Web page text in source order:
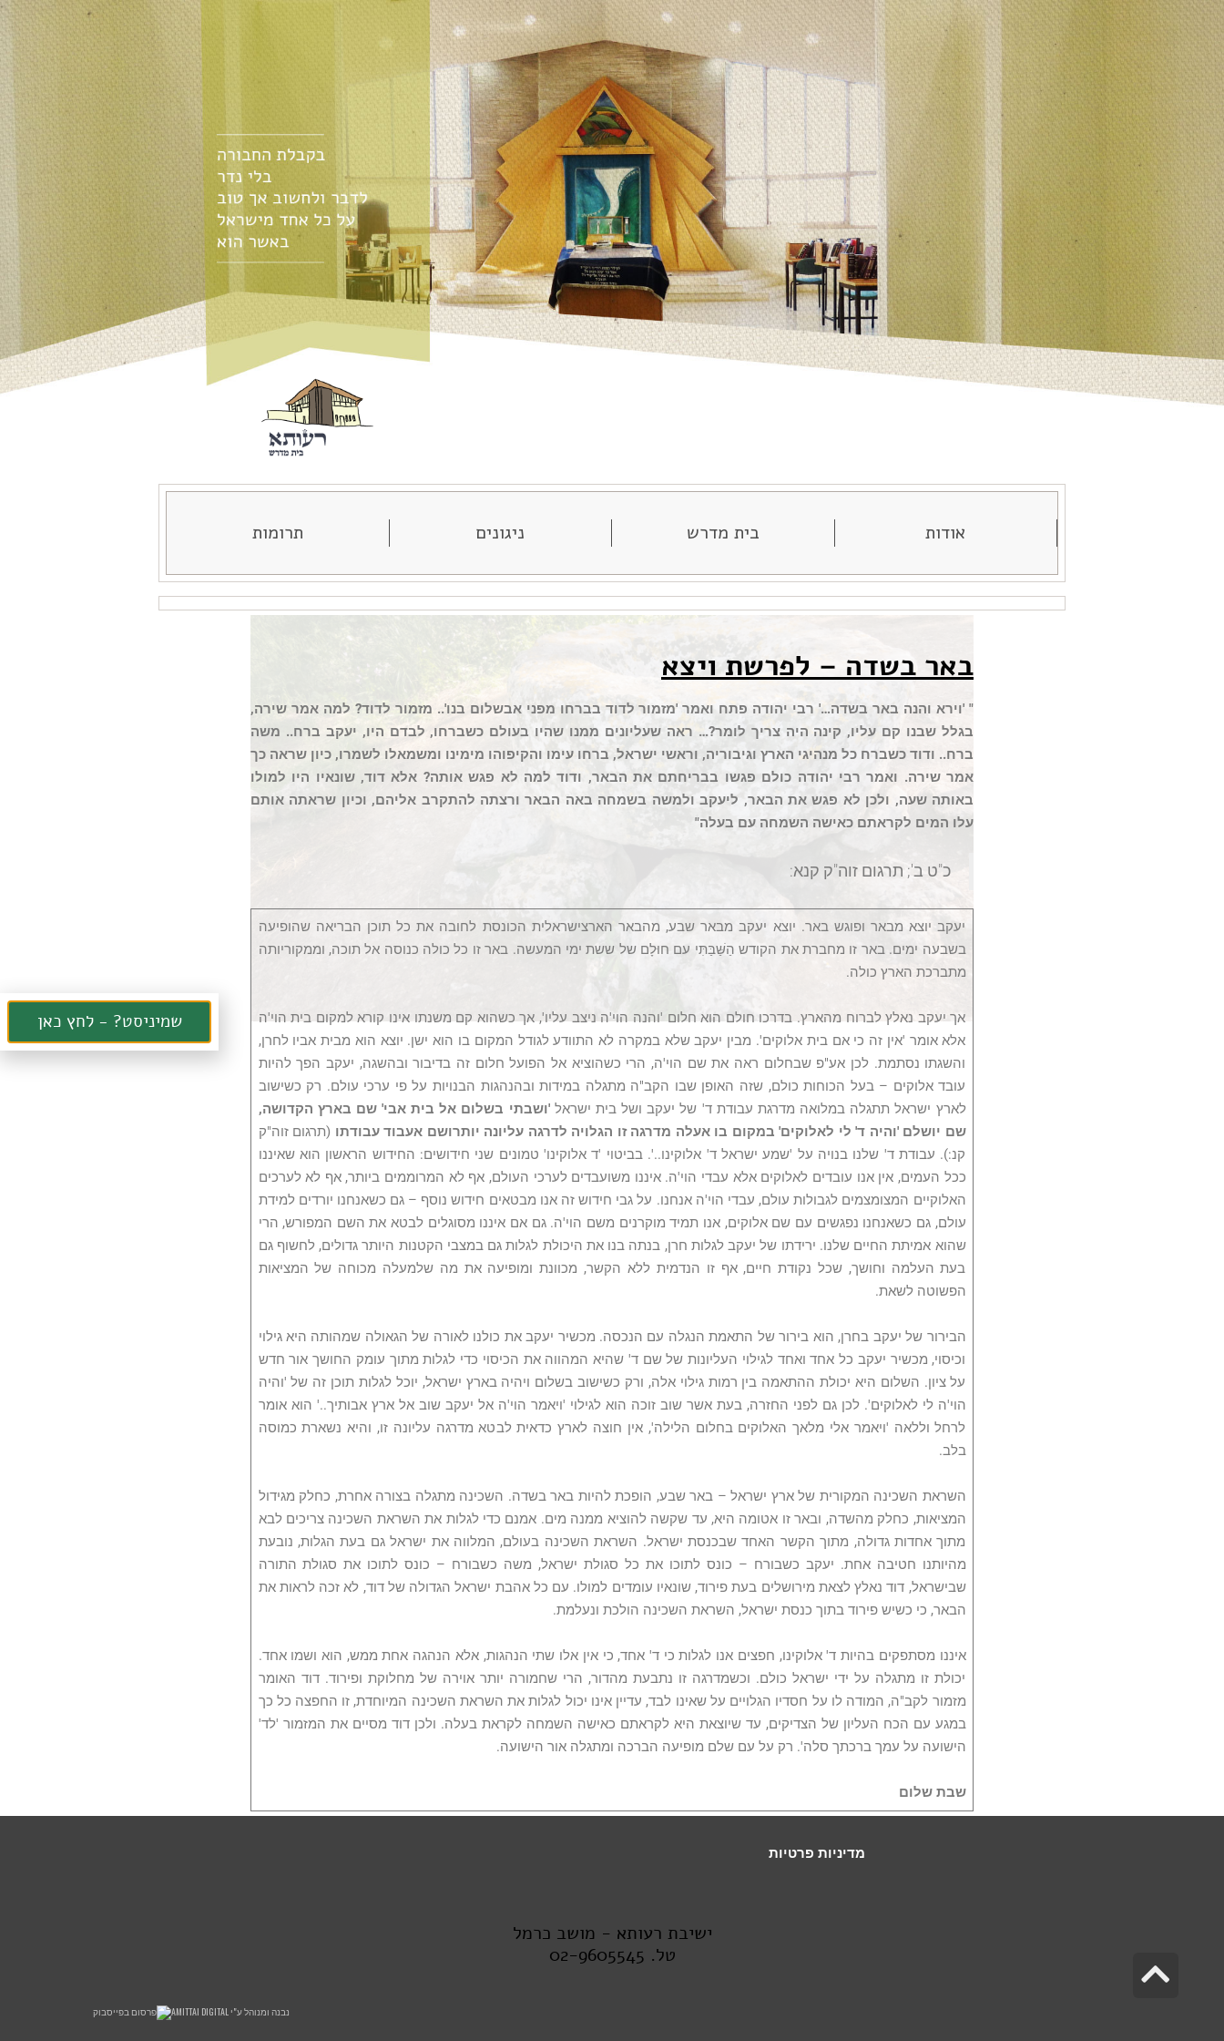
אודות בית מדרש ניגונים תרומות
באר בשדה – לפרשת ויצא
" 'וירא והנה באר בשדה…' רבי יהודה פתח ואמר 'מזמור לדוד בברחו מפני אבשלום בנו'.. מזמור לדוד? למה אמר שירה,
בגלל שבנו קם עליו, קינה היה צריך לומר?… ראה שעליונים ממנו שהיו בעולם כשברחו, לבדם היו, יעקב ברח.. משה
ברח.. ודוד כשברח כל מנהיגי הארץ וגיבוריה, וראשי ישראל, ברחו עימו והקיפוהו מימינו ומשמאלו לשמרו, כיון שראה כך
אמר שירה. ואמר רבי יהודה כולם פגשו בבריחתם את הבאר, ודוד למה לא פגש אותה? אלא דוד, שונאיו היו למולו
באותה שעה, ולכן לא פגש את הבאר, ליעקב ולמשה בשמחה באה הבאר ורצתה להתקרב אליהם, וכיון שראתה אותם
עלו המים לקראתם כאישה השמחה עם בעלה"
כ"ט ב'; תרגום זוה"ק קנא:
יעקב יוצא מבאר ופוגש באר. יוצא יעקב מבאר שבע, מהבאר הארצישראלית הכונסת לחובה את כל תוכן הבריאה שהופיעה
בשבעה ימים. באר זו מחברת את הקודש הַשַּׁבַּתִּי עם חוּלָם של ששת ימי המעשה. באר זו כל כולה כנוסה אל תוכה, וממקוריותה
מתברכת הארץ כולה.
אך יעקב נאלץ לברוח מהארץ. בדרכו חולם הוא חלום 'והנה הוי'ה ניצב עליו', אך כשהוא קם משנתו אינו קורא למקום בית הוי'ה
אלא אומר 'אין זה כי אם בית אלוקים'. מבין יעקב שלא במקרה לא התוודע לגודל המקום בו הוא ישן. יוצא הוא מבית אביו לחרן,
והשגתו נסתמת. לכן אע"פ שבחלום ראה את שם הוי'ה, הרי כשהוציא אל הפועל חלום זה בדיבור ובהשגה, יעקב הפך להיות
עובד אלוקים – בעל הכוחות כולם, שזה האופן שבו הקב"ה מתגלה במידות ובהנהגות הבנויות על פי ערכי עולם. רק כשישוב
לארץ ישראל תתגלה במלואה מדרגת עבודת ד' של יעקב ושל בית ישראל'ושבתי בשלום אל בית אבי' שם בארץ הקדושה,
שם יושלם 'והיה ד' לי לאלוקים' במקום בו אעלה מדרגה זו הגלויה לדרגה עליונה יותרושם אעבוד עבודתו (תרגום זוה"ק
קנ:). עבודת ד' שלנו בנויה על 'שמע ישראל ד' אלוקינו..'. בביטוי 'ד אלוקינו' טמונים שני חידושים: החידוש הראשון הוא שאיננו
ככל העמים, אין אנו עובדים לאלוקים אלא עבדי הוי'ה. איננו משועבדים לערכי העולם, אף לא המרוממים ביותר, אף לא לערכים
האלוקיים המצומצמים לגבולות עולם, עבדי הוי'ה אנחנו. על גבי חידוש זה אנו מבטאים חידוש נוסף – גם כשאנחנו יורדים למידת
עולם, גם כשאנחנו נפגשים עם שם אלוקים, אנו תמיד מוקרנים משם הוי'ה. גם אם איננו מסוגלים לבטא את השם המפורש, הרי
שהוא אמיתת החיים שלנו. ירידתו של יעקב לגלות חרן, בנתה בנו את היכולת לגלות גם במצבי הקטנות היותר גדולים, לחשוף גם
בעת העלמה וחושך, שכל נקודת חיים, אף זו הנדמית ללא הקשר, מכוונת ומופיעה את מה שלמעלה מכוחה של המציאות
הפשוטה לשאת.
הבירור של יעקב בחרן, הוא בירור של התאמת הנגלה עם הנכסה. מכשיר יעקב את כולנו לאורה של הגאולה שמהותה היא גילוי
וכיסוי, מכשיר יעקב כל אחד ואחד לגילוי העליונות של שם ד' שהיא המהווה את הכיסוי כדי לגלות מתוך עומק החושך אור חדש
על ציון. השלום היא יכולת ההתאמה בין רמות גילוי אלה, ורק כשישוב בשלום ויהיה בארץ ישראל, יוכל לגלות תוכן זה של 'והיה
הוי'ה לי לאלוקים'. לכן גם לפני החזרה, בעת אשר שוב זוכה הוא לגילוי 'ויאמר הוי'ה אל יעקב שוב אל ארץ אבותיך..' הוא אומר
לרחל וללאה 'ויאמר אלי מלאך האלוקים בחלום הלילה', אין חוצה לארץ כדאית לבטא מדרגה עליונה זו, והיא נשארת כמוסה
בלב.
השראת השכינה המקורית של ארץ ישראל – באר שבע, הופכת להיות באר בשדה. השכינה מתגלה בצורה אחרת, כחלק מגידול
המציאות, כחלק מהשדה, ובאר זו אטומה היא, עד שקשה להוציא ממנה מים. אמנם כדי לגלות את השראת השכינה צריכים לבא
מתוך אחדות גדולה, מתוך הקשר האחד שבכנסת ישראל. השראת השכינה בעולם, המלווה את ישראל גם בעת הגלות, נובעת
מהיותנו חטיבה אחת. יעקב כשבורח – כונס לתוכו את כל סגולת ישראל, משה כשבורח – כונס לתוכו את סגולת התורה
שבישראל, דוד נאלץ לצאת מירושלים בעת פירוד, שונאיו עומדים למולו. עם כל אהבת ישראל הגדולה של דוד, לא זכה לראות את
הבאר, כי כשיש פירוד בתוך כנסת ישראל, השראת השכינה הולכת ונעלמת.
איננו מסתפקים בהיות ד' אלוקינו, חפצים אנו לגלות כי ד' אחד, כי אין אלו שתי הנהגות, אלא הנהגה אחת ממש, הוא ושמו אחד.
יכולת זו מתגלה על ידי ישראל כולם. וכשמדרגה זו נתבעת מהדור, הרי שחמורה יותר אוירה של מחלוקת ופירוד. דוד האומר
מזמור לקב"ה, המודה לו על חסדיו הגלויים על שאינו לבד, עדיין אינו יכול לגלות את השראת השכינה המיוחדת, זו החפצה כל כך
במגע עם הכח העליון של הצדיקים, עד שיוצאת היא לקראתם כאישה השמחה לקראת בעלה. ולכן דוד מסיים את המזמור 'לד'
הישועה על עמך ברכתך סלה'. רק על עם שלם מופיעה הברכה ומתגלה אור הישועה.
שבת שלום
מדיניות פרטיות
ישיבת רעותא - מושב כרמל
טל. 02-9605545
נבנה ומנוהל ע"י AMITTAI DIGITAL פרסום בפייסבוק
גלילה לראש העמוד
שמיניסט? - לחץ כאן